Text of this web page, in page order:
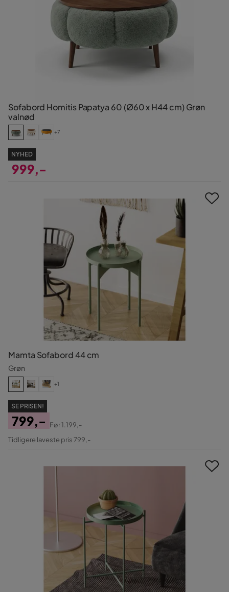
Sofabord Homitis Papatya 60 (Ø60 x H44 cm) Grøn
valnød
+7
NYHED
999,-
Mamta Sofabord 44 cm
Grøn
+1
SE PRISEN!
Pris
799,-
Original
Før1.199,-
Tidligere laveste pris 799,-